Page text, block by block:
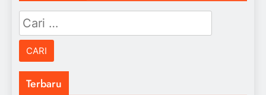
Cari
untuk:
Terbaru